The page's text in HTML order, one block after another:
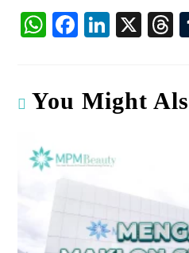
W
A
p
F
o
k
Li
dI
X
You Might